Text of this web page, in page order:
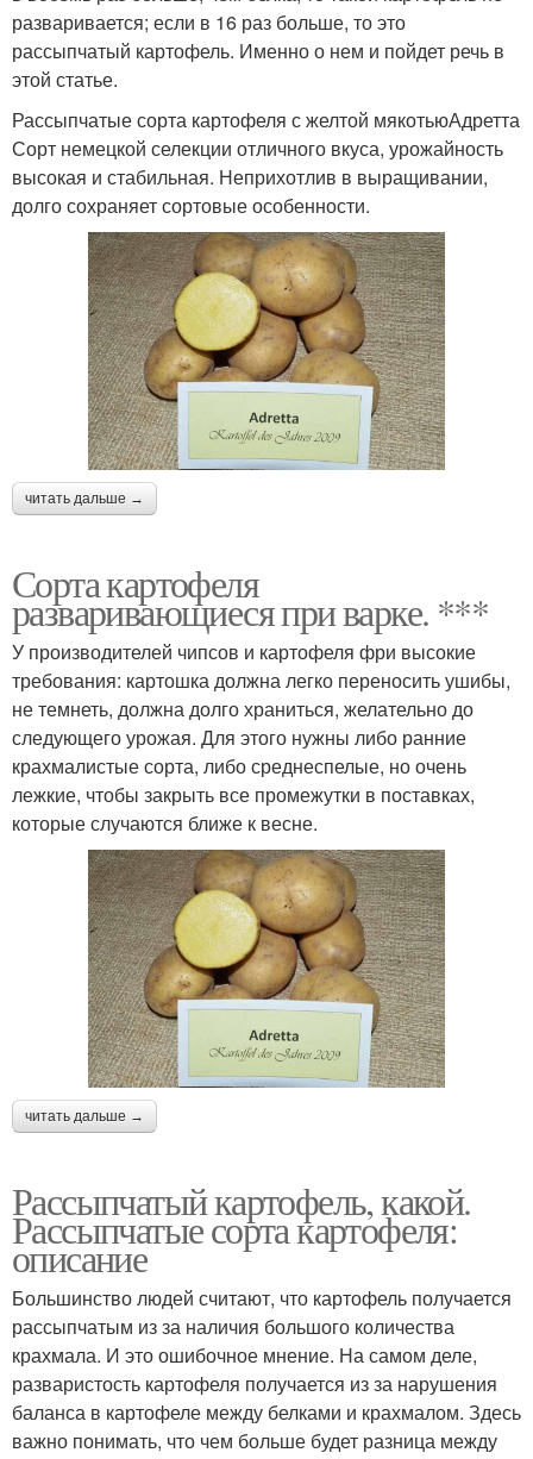
разваривается; если в 16 раз больше, то это
рассыпчатый картофель. Именно о нем и пойдет речь в
этой статье.
Рассыпчатые сорта картофеля с желтой мякотьюАдретта
Сорт немецкой селекции отличного вкуса, урожайность
высокая и стабильная. Неприхотлив в выращивании,
долго сохраняет сортовые особенности.
читать дальше →
Сорта картофеля
разваривающиеся при варке. ***
У производителей чипсов и картофеля фри высокие
требования: картошка должна легко переносить ушибы,
не темнеть, должна долго храниться, желательно до
следующего урожая. Для этого нужны либо ранние
крахмалистые сорта, либо среднеспелые, но очень
лежкие, чтобы закрыть все промежутки в поставках,
которые случаются ближе к весне.
читать дальше →
Рассыпчатый картофель, какой.
Рассыпчатые сорта картофеля:
описание
Большинство людей считают, что картофель получается
рассыпчатым из за наличия большого количества
крахмала. И это ошибочное мнение. На самом деле,
разваристость картофеля получается из за нарушения
баланса в картофеле между белками и крахмалом. Здесь
важно понимать, что чем больше будет разница между